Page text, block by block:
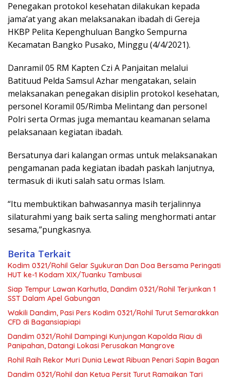
Penegakan protokol kesehatan dilakukan kepada
jama’at yang akan melaksanakan ibadah di Gereja
HKBP Pelita Kepenghuluan Bangko Sempurna
Kecamatan Bangko Pusako, Minggu (4/4/2021).
Danramil 05 RM Kapten Czi A Panjaitan melalui
Batituud Pelda Samsul Azhar mengatakan, selain
melaksanakan penegakan disiplin protokol kesehatan,
personel Koramil 05/Rimba Melintang dan personel
Polri serta Ormas juga memantau keamanan selama
pelaksanaan kegiatan ibadah.
Bersatunya dari kalangan ormas untuk melaksanakan
pengamanan pada kegiatan ibadah paskah lanjutnya,
termasuk di ikuti salah satu ormas Islam.
“Itu membuktikan bahwasannya masih terjalinnya
silaturahmi yang baik serta saling menghormati antar
sesama,”pungkasnya.
Berita Terkait
Kodim 0321/Rohil Gelar Syukuran Dan Doa Bersama Peringati
HUT ke-1 Kodam XIX/Tuanku Tambusai
Siap Tempur Lawan Karhutla, Dandim 0321/Rohil Terjunkan 1
SST Dalam Apel Gabungan
Wakili Dandim, Pasi Pers Kodim 0321/Rohil Turut Semarakkan
CFD di Bagansiapiapi
Dandim 0321/Rohil Dampingi Kunjungan Kapolda Riau di
Panipahan, Datangi Lokasi Perusakan Mangrove
Rohil Raih Rekor Muri Dunia Lewat Ribuan Penari Sapin Bagan
Dandim 0321/Rohil dan Ketua Persit Turut Ramaikan Tari